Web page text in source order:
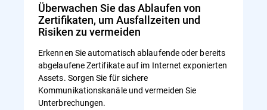
Überwachen Sie das Ablaufen von
Zertifikaten, um Ausfallzeiten und
Risiken zu vermeiden
Erkennen Sie automatisch ablaufende oder bereits
abgelaufene Zertifikate auf im Internet exponierten
Assets. Sorgen Sie für sichere
Kommunikationskanäle und vermeiden Sie
Unterbrechungen.